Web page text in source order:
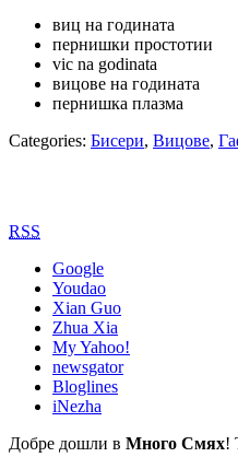
виц на годината
пернишки простотии
vic na godinata
вицове на годината
пернишка плазма
Categories: Бисери, Вицове,
RSS
Google
Youdao
Xian Guo
Zhua Xia
My Yahoo!
newsgator
Bloglines
iNezha
Добре дошли в Много Смях!